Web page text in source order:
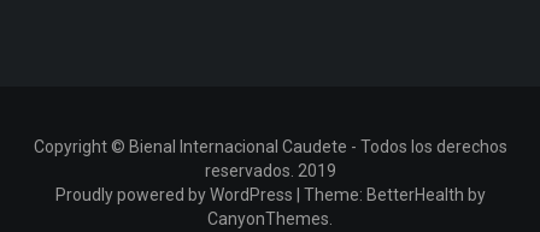
Copyright © Bienal Internacional Caudete - Todos los derechos
reservados. 2019
Proudly powered by WordPress
Theme: BetterHealth by
CanyonThemes.